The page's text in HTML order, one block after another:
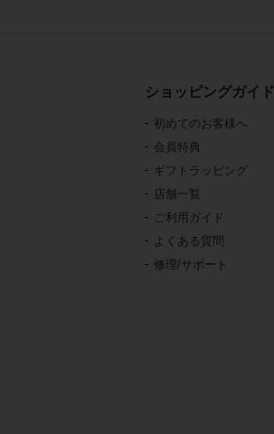
ショッピングガイド
初めてのお客様へ
会員特典
ギフトラッピング
店舗一覧
ご利用ガイド
よくある質問
修理/サポート